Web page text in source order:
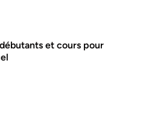
et cours pour